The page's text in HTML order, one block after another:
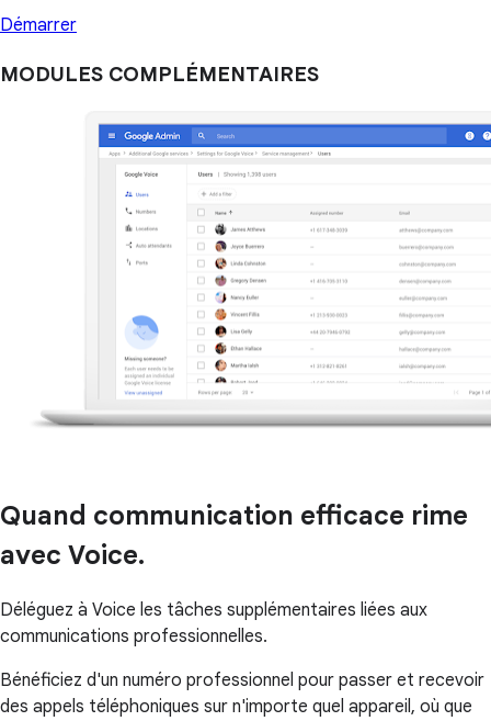
Démarrer
MODULES COMPLÉMENTAIRES
Quand communication efficace rime
avec Voice.
Déléguez à Voice les tâches supplémentaires liées aux
communications professionnelles.
Bénéficiez d'un numéro professionnel pour passer et recevoir
des appels téléphoniques sur n'importe quel appareil, où que